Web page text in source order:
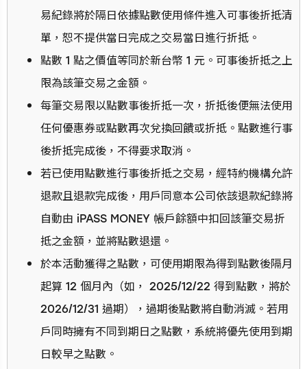
易紀錄將於隔日依據點數使用條件進入可事後折抵清
單，恕不提供當日完成之交易當日進行折抵。
點數 1 點之價值等同於新台幣 1 元。可事後折抵之上
限為該筆交易之金額。
每筆交易限以點數事後折抵一次，折抵後便無法使用
任何優惠券或點數再次兌換回饋或折抵。點數進行事
後折抵完成後，不得要求取消。
若已使用點數進行事後折抵之交易，經特約機構允許
退款且退款完成後，用戶同意本公司依該退款紀錄將
自動由 iPASS MONEY 帳戶餘額中扣回該筆交易折
抵之金額，並將點數退還。
於本活動獲得之點數，可使用期限為得到點數後隔月
起算 12 個月內（如， 2025/12/22 得到點數，將於
2026/12/31 過期），過期後點數將自動消滅。若用
戶同時擁有不同到期日之點數，系統將優先使用到期
日較早之點數。